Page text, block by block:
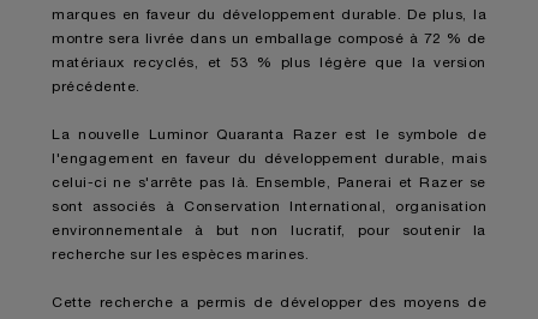
marques en faveur du développement durable. De plus, la
montre sera livrée dans un emballage composé à 72 % de
matériaux recyclés, et 53 % plus légère que la version
précédente.
La nouvelle Luminor Quaranta Razer est le symbole de
l'engagement en faveur du développement durable, mais
celui-ci ne s'arrête pas là. Ensemble, Panerai et Razer se
sont associés à Conservation International, organisation
environnementale à but non lucratif, pour soutenir la
recherche sur les espèces marines.
Cette recherche a permis de développer des moyens de